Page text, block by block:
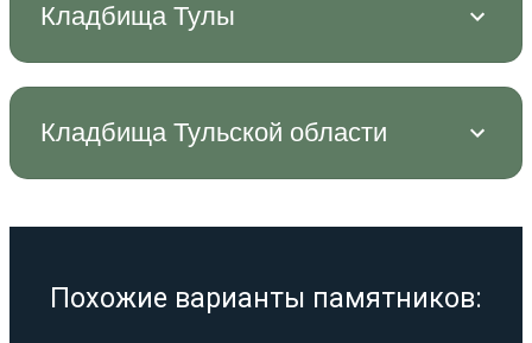
Кладбища Тулы
Кладбища Тульской области
Похожие варианты памятников: